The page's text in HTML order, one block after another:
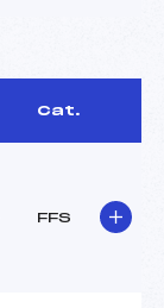
Cat.
FFS